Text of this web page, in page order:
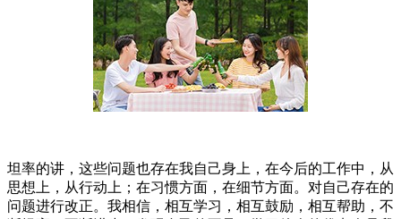
坦率的讲，这些问题也存在我自己身上，在今后的工作中，从
思想上，从行动上；在习惯方面，在细节方面。对自己存在的
问题进行改正。我相信，相互学习，相互鼓励，相互帮助，不